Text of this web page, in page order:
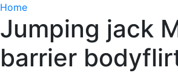
Home
Jumping jack
barrier